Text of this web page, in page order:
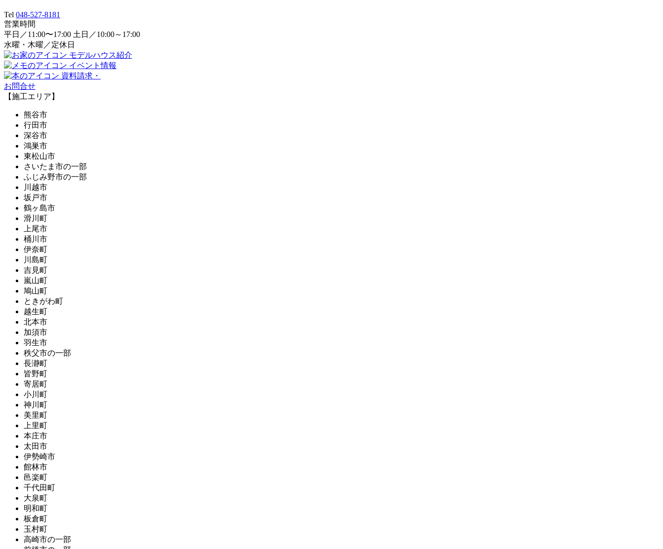
Tel 048-527-8181
営業時間
平日／11:00〜17:00 土日／10:00～17:00
水曜・木曜／定休日
モデルハウス紹介
イベント情報
資料請求・
お問合せ
【施工エリア】
熊谷市
行田市
深谷市
鴻巣市
東松山市
さいたま市の一部
ふじみ野市の一部
川越市
坂戸市
鶴ヶ島市
滑川町
上尾市
桶川市
伊奈町
川島町
吉見町
嵐山町
鳩山町
ときがわ町
越生町
北本市
加須市
羽生市
秩父市の一部
長瀞町
皆野町
寄居町
小川町
神川町
美里町
上里町
本庄市
太田市
伊勢崎市
館林市
邑楽町
千代田町
大泉町
明和町
板倉町
玉村町
高崎市の一部